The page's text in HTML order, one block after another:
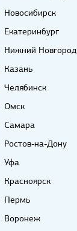
Новосибирск
Екатеринбург
Нижний Новгород
Казань
Челябинск
Омск
Самара
Ростов-на-Дону
Уфа
Красноярск
Пермь
Воронеж